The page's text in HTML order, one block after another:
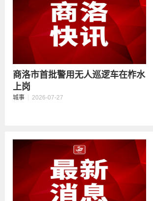
商洛市首批警用无人巡逻车在柞水
上岗
城事 2026-07-27